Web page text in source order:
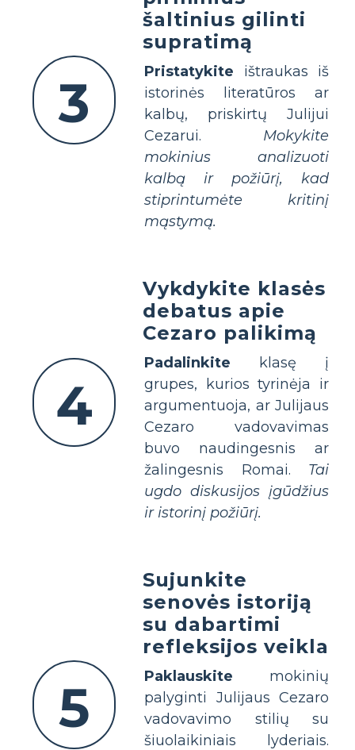
3
šaltinius gilinti
supratimą
Pristatykite ištraukas iš
istorinės literatūros ar
kalbų, priskirtų Julijui
Cezarui. Mokykite
mokinius analizuoti
kalbą ir požiūrį, kad
stiprintumėte kritinį
mąstymą.
4
Vykdykite klasės
debatus apie
Cezaro palikimą
Padalinkite klasę į
grupes, kurios tyrinėja ir
argumentuoja, ar Julijaus
Cezaro vadovavimas
buvo naudingesnis ar
žalingesnis Romai. Tai
ugdo diskusijos įgūdžius
ir istorinį požiūrį.
5
Sujunkite
senovės istoriją
su dabartimi
refleksijos veikla
Paklauskite mokinių
palyginti Julijaus Cezaro
vadovavimo stilių su
šiuolaikiniais lyderiais.